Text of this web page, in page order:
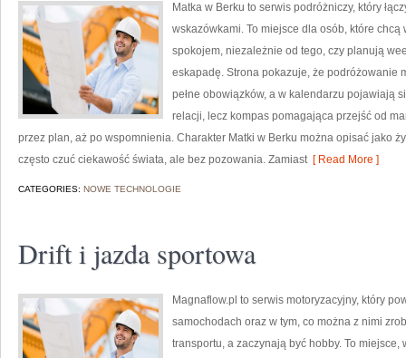
Matka w Berku to serwis podróżniczy, który
wskazówkami. To miejsce dla osób, które
spokojem, niezależnie od tego, czy planują
eskapadę. Strona pokazuje, że podróżowanie
pełne obowiązków, a w kalendarzu pojawiają
relacji, lecz kompas pomagająca przejść od
przez plan, aż po wspomnienia. Charakter Matki w Berku można opisać jako
często czuć ciekawość świata, ale bez pozowania. Zamiast[ Read More ]
CATEGORIES: NOWE TECHNOLOGIE
Drift i jazda sportowa
Magnaflow.pl to serwis motoryzacyjny, który
samochodach oraz w tym, co można z nimi
transportu, a zaczynają być hobby. To